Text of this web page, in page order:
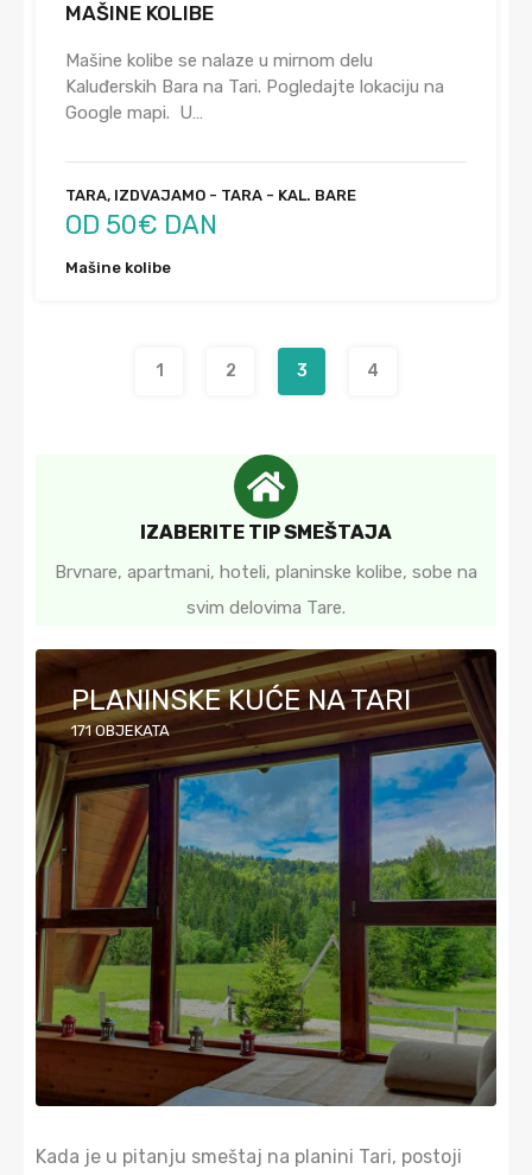
MAŠINE KOLIBE
Mašine kolibe se nalaze u mirnom delu
Kaluđerskih Bara na Tari. Pogledajte lokaciju na
Google mapi. U…
TARA, IZDVAJAMO - TARA - KAL. BARE
OD 50€ DAN
Mašine kolibe
1 2 3 4
IZABERITE TIP SMEŠTAJA
Brvnare, apartmani, hoteli, planinske kolibe, sobe na
svim delovima Tare.
PLANINSKE KUĆE NA TARI
171 OBJEKATA
Kada je u pitanju smeštaj na planini Tari, postoji